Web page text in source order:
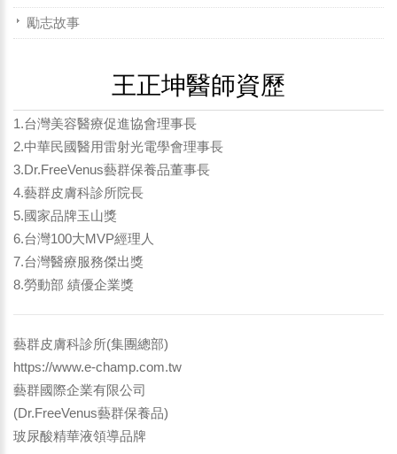
勵志故事
王正坤醫師資歷
1.台灣美容醫療促進協會理事長
2.中華民國醫用雷射光電學會理事長
3.Dr.FreeVenus藝群保養品董事長
4.藝群皮膚科診所院長
5.國家品牌玉山獎
6.台灣100大MVP經理人
7.台灣醫療服務傑出獎
8.勞動部 績優企業獎
藝群皮膚科診所(集團總部)
https://www.e-champ.com.tw
藝群國際企業有限公司
(Dr.FreeVenus藝群保養品)
玻尿酸精華液領導品牌